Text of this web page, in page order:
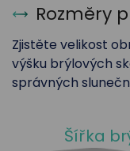
Rozměry
Zjistěte velikost
výšku brýlových
správných
Šířka